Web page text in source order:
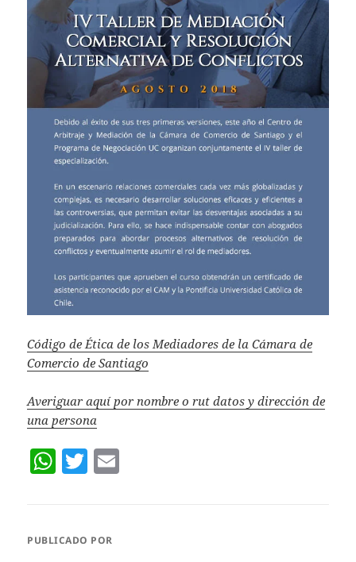
Código de Ética de los Mediadores de la Cámara de
Comercio de Santiago
Averiguar aquí por nombre o rut datos y dirección de
una persona
W
s
T
er
PUBLICADO POR